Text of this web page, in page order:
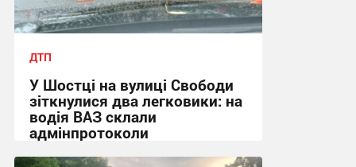
ДТП
У Шостці на вулиці Свободи
зіткнулися два легковики: на
водія ВАЗ склали
адмінпротоколи